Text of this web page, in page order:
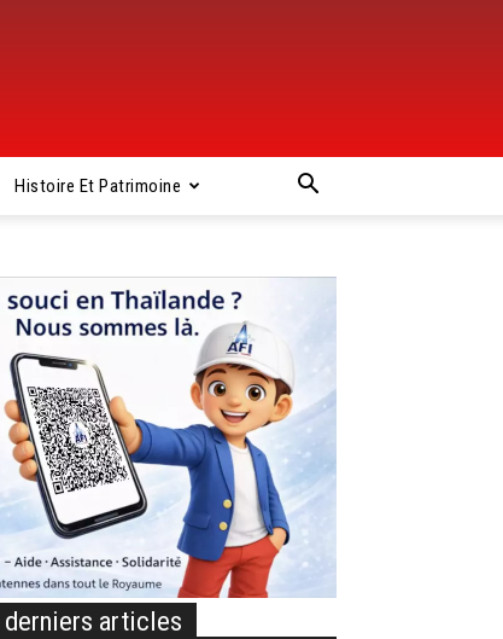
Histoire Et Patrimoine
derniers articles